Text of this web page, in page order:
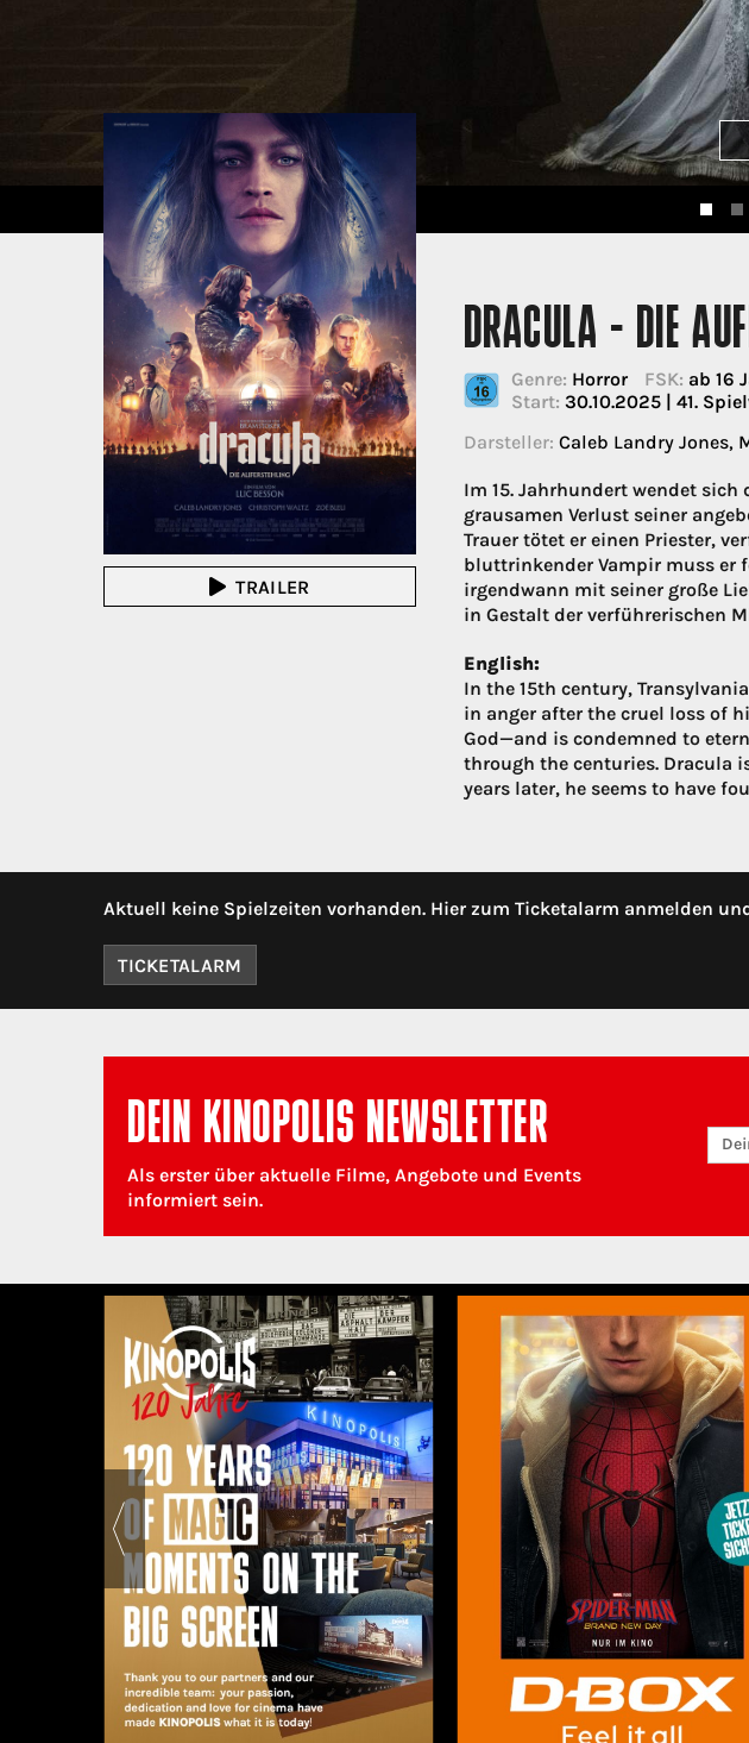
TRAILER
DRACULA - DIE
Genre: Horror FSK: ab 16
Start: 30.10.2025 | 41.
Darsteller: Caleb Landry Jones,
Im 15. Jahrhundert wendet sich
grausamen Verlust seiner
Trauer tötet er einen Priester,
bluttrinkender Vampir muss er
irgendwann mit seiner große
in Gestalt der verführerischen
English:
In the 15th century,
in anger after the cruel loss of
God—and is condemned to
through the centuries. Dracula
years later, he seems to have
Aktuell keine Spielzeiten vorhanden. Hier zum Ticketalarm anmelden
TICKETALARM
DEIN KINOPOLIS NEWSLETTER
Als erster über aktuelle Filme, Angebote und Events
informiert sein.